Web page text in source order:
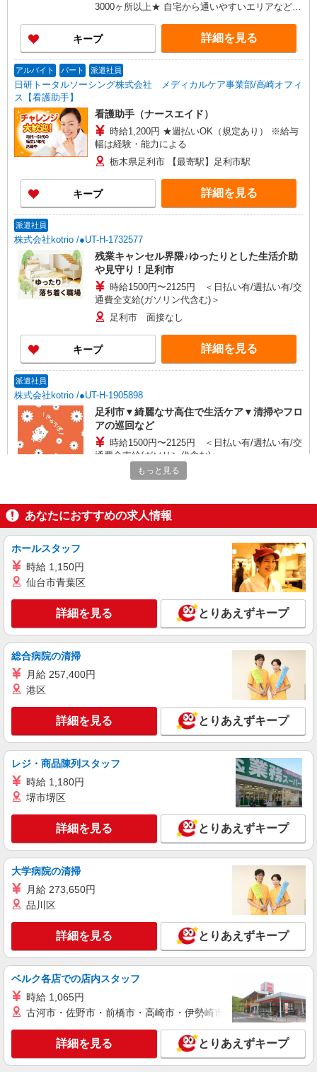
3000ヶ所以上★ 自宅から通いやすいエリアなど、
キープ 詳細を見る
アルバイト パート 派遣社員
日研トータルソーシング株式会社 メディカルケア事業部/高崎オフィ
ス【看護助手】
看護助手（ナースエイド）
時給1,200円 ★週払いOK（規定あり） ※給与
幅は経験・能力による
栃木県足利市 【最寄駅】足利市駅
キープ 詳細を見る
派遣社員
株式会社kotrio /●UT-H-1732577
残業キャンセル界隈♪ゆったりとした生活介助
や見守り！足利市
時給1500円〜2125円 ＜日払い有/週払い有/交
通費全支給(ガソリン代含む)＞
足利市 面接なし
キープ 詳細を見る
派遣社員
株式会社kotrio /●UT-H-1905898
足利市▼綺麗なサ高住で生活ケア▼清掃やフロ
アの巡回など
時給1500円〜2125円 ＜日払い有/週払い有/交
通費全支給(ガソリン代含む)＞
足利市 面接なし
キープ 詳細を見る
アルバイト パート 派遣社員 紹介予定派遣
日研トータルソーシング株式会社 メディカルケア事業部/高崎オフィ
ス
介護スタッフ／資格あり or 経験者
時給1,330円〜1,400円 ◆無資格・経験者：時
給1,330円〜 ◆初任者研修・未経験：時給1,330
円〜 ◆初任者研修・経験者：時給1,350円〜 ◆介
護福祉士：時給1,400円〜 ※経験者は3ヶ月以上 ※
栃木県足利市 【最寄駅】福居駅 ★勤務地は
3000ヶ所以上★ 自宅から通いやすいエリアなど、
お好きな勤務地をお選び下さい！！
キープ 詳細を見る
日研トータルソーシング株式会社 メディカルケア事業部/高崎オフィ
未経験・無資格OKの介護スタッフ
時給1,300円〜1,400円 ★週払いOK（規定あ
栃木県足利市 【最寄駅】小俣駅 ★勤務地は
3000ヶ所以上★ 自宅から通いやすいエリアなど、
お好きな勤務地をお選び下さい！！
キープ 詳細を見る
アルバイト パート
日研トータルソーシング株式会社 メディカルケア事業部/高崎オフィ
ス
未経験・無資格OKの介護スタッフ
時給1,300円〜1,400円 ★週払いOK（規定あ
り） ※給与幅は経験・能力による
栃木県足利市 【最寄駅】野州山辺駅 ★勤務地
は3000ヶ所以上★ 自宅から通いやすいエリアな
ど、お好きな勤務地をお選び下さい！！
キープ 詳細を見る
もっと見る
あなたにおすすめの求人情報
ホールスタッフ
時給 1,150円
仙台市青葉区
詳細を見る とりあえずキープ
総合病院の清掃
月給 257,400円
港区
詳細を見る とりあえずキープ
レジ・商品陳列スタッフ
時給 1,180円
堺市堺区
詳細を見る とりあえずキープ
大学病院の清掃
月給 273,650円
品川区
詳細を見る とりあえずキープ
ベルク各店での店内スタッフ
時給 1,065円
古河市・佐野市・前橋市・高崎市・伊勢崎市・太田市・館林市
詳細を見る とりあえずキープ